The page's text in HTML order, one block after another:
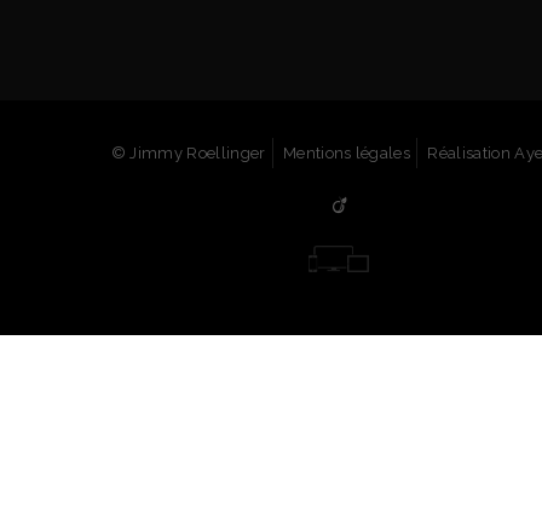
© Jimmy Roellinger Mentions légales Réalisation